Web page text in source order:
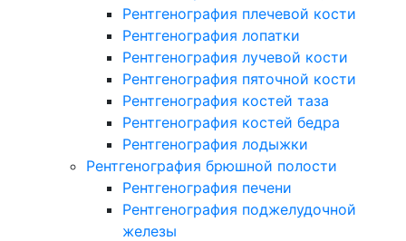
Рентгенография плечевой кости
Рентгенография лопатки
Рентгенография лучевой кости
Рентгенография пяточной кости
Рентгенография костей таза
Рентгенография костей бедра
Рентгенография лодыжки
Рентгенография брюшной полости
Рентгенография печени
Рентгенография поджелудочной
железы